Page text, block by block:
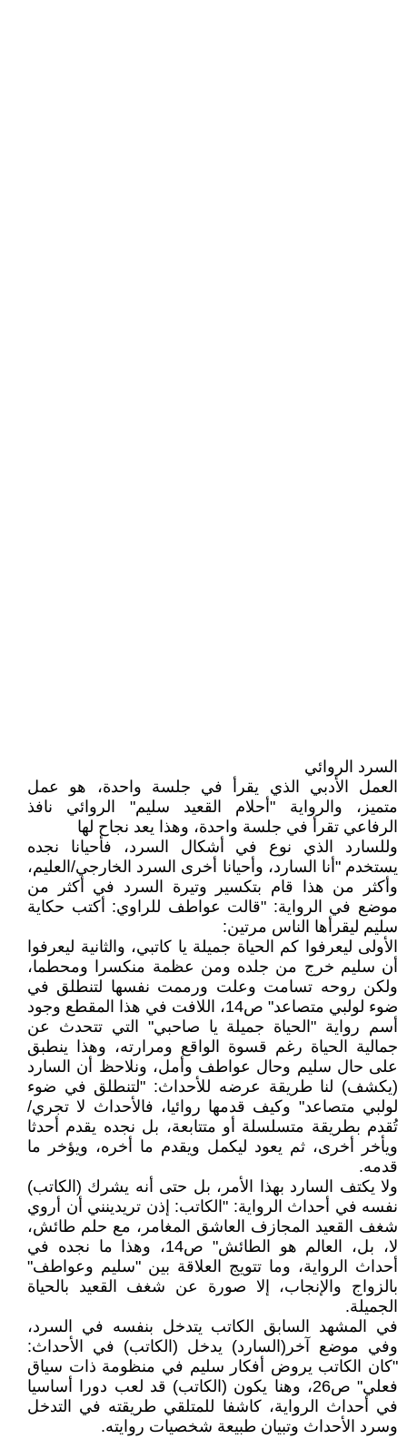
السرد الروائي
العمل الأدبي الذي يقرأ في جلسة واحدة، هو عمل
متميز، والرواية "أحلام القعيد سليم" الروائي نافذ
الرفاعي تقرأ في جلسة واحدة، وهذا يعد نجاح لها
وللسارد الذي نوع في أشكال السرد، فأحيانا نجده
يستخدم "أنا السارد، وأحيانا أخرى السرد الخارجي/العليم،
وأكثر من هذا قام بتكسير وتيرة السرد في أكثر من
موضع في الرواية: "قالت عواطف للراوي: أكتب حكاية
سليم ليقرأها الناس مرتين:
الأولى ليعرفوا كم الحياة جميلة يا كاتبي، والثانية ليعرفوا
أن سليم خرج من جلده ومن عظمة منكسرا ومحطما،
ولكن روحه تسامت وعلت ورممت نفسها لتنطلق في
ضوء لولبي متصاعد" ص14، اللافت في هذا المقطع وجود
أسم رواية "الحياة جميلة يا صاحبي" التي تتحدث عن
جمالية الحياة رغم قسوة الواقع ومرارته، وهذا ينطبق
على حال سليم وحال عواطف وأمل، ونلاحظ أن السارد
(يكشف) لنا طريقة عرضه للأحداث: "لتنطلق في ضوء
لولبي متصاعد" وكيف قدمها روائيا، فالأحداث لا تجري/
تُقدم بطريقة متسلسلة أو متتابعة، بل نجده يقدم أحدثا
ويأخر أخرى، ثم يعود ليكمل ويقدم ما أخره، ويؤخر ما
قدمه.
ولا يكتف السارد بهذا الأمر، بل حتى أنه يشرك (الكاتب)
نفسه في أحداث الرواية: "الكاتب: إذن تريدينني أن أروي
شغف القعيد المجازف العاشق المغامر، مع حلم طائش،
لا، بل، العالم هو الطائش" ص14، وهذا ما نجده في
أحداث الرواية، وما تتويج العلاقة بين "سليم وعواطف"
بالزواج والإنجاب، إلا صورة عن شغف القعيد بالحياة
الجميلة.
في المشهد السابق الكاتب يتدخل بنفسه في السرد،
وفي موضع آخر(السارد) يدخل (الكاتب) في الأحداث:
"كان الكاتب يروض أفكار سليم في منظومة ذات سياق
فعلي" ص26، وهنا يكون (الكاتب) قد لعب دورا أساسيا
في أحداث الرواية، كاشفا للمتلقي طريقته في التدخل
وسرد الأحداث وتبيان طبيعة شخصيات روايته.